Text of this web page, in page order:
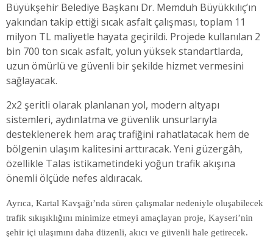
Büyükşehir Belediye Başkanı Dr. Memduh Büyükkılıç’ın
yakından takip ettiği sıcak asfalt çalışması, toplam 11
milyon TL maliyetle hayata geçirildi. Projede kullanılan 2
bin 700 ton sıcak asfalt, yolun yüksek standartlarda,
uzun ömürlü ve güvenli bir şekilde hizmet vermesini
sağlayacak.
2x2 şeritli olarak planlanan yol, modern altyapı
sistemleri, aydınlatma ve güvenlik unsurlarıyla
desteklenerek hem araç trafiğini rahatlatacak hem de
bölgenin ulaşım kalitesini arttıracak. Yeni güzergâh,
özellikle Talas istikametindeki yoğun trafik akışına
önemli ölçüde nefes aldıracak.
Ayrıca, Kartal Kavşağı’nda süren çalışmalar nedeniyle oluşabilecek
trafik sıkışıklığını minimize etmeyi amaçlayan proje, Kayseri’nin
şehir içi ulaşımını daha düzenli, akıcı ve güvenli hale getirecek.